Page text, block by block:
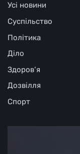
Усі новини
Суспільство
Політика
Діло
Здоров‘я
Дозвілля
Спорт